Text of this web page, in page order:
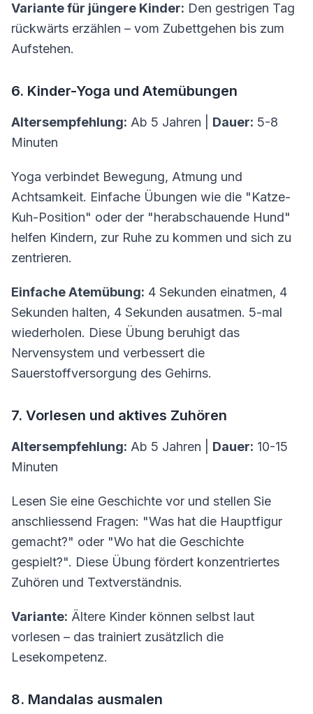
Variante für jüngere Kinder: Den gestrigen Tag
rückwärts erzählen – vom Zubettgehen bis zum
Aufstehen.
6. Kinder-Yoga und Atemübungen
Altersempfehlung: Ab 5 Jahren | Dauer: 5-8
Minuten
Yoga verbindet Bewegung, Atmung und
Achtsamkeit. Einfache Übungen wie die "Katze-
Kuh-Position" oder der "herabschauende Hund"
helfen Kindern, zur Ruhe zu kommen und sich zu
zentrieren.
Einfache Atemübung: 4 Sekunden einatmen, 4
Sekunden halten, 4 Sekunden ausatmen. 5-mal
wiederholen. Diese Übung beruhigt das
Nervensystem und verbessert die
Sauerstoffversorgung des Gehirns.
7. Vorlesen und aktives Zuhören
Altersempfehlung: Ab 5 Jahren | Dauer: 10-15
Minuten
Lesen Sie eine Geschichte vor und stellen Sie
anschliessend Fragen: "Was hat die Hauptfigur
gemacht?" oder "Wo hat die Geschichte
gespielt?". Diese Übung fördert konzentriertes
Zuhören und Textverständnis.
Variante: Ältere Kinder können selbst laut
vorlesen – das trainiert zusätzlich die
Lesekompetenz.
8. Mandalas ausmalen